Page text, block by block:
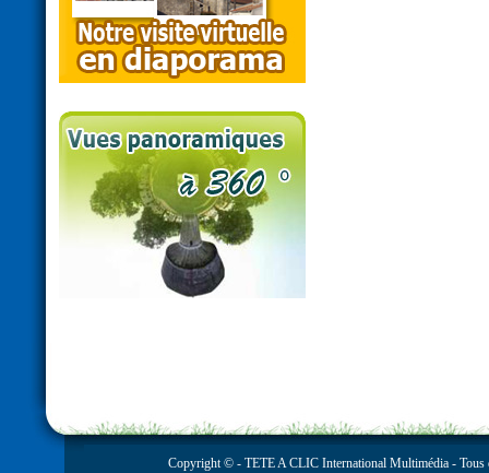
Copyright © - TETE A CLIC International Multimédia - Tous